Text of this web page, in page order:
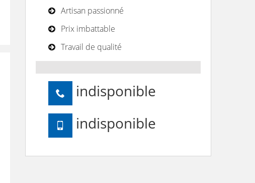
Artisan passionné
Prix imbattable
Travail de qualité
indisponible
indisponible